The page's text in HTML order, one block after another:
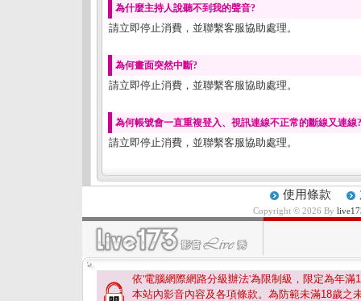
為什麼主持人說聽不到我的聲音?
請立即停止消費，並聯繫客服協助處理。
為何畫面突然中斷?
請立即停止消費，並聯繫客服協助處理。
為何帳號會一直重複登入、視訊連線不正常的斷線又連線?
請立即停止消費，並聯繫客服協助處理。
使用條款
Copyright © 2026 By
依'電腦網際網路分級辦法'為限制級，限定為年滿
本站內影音內容及各項條款。為防範未滿18歲之